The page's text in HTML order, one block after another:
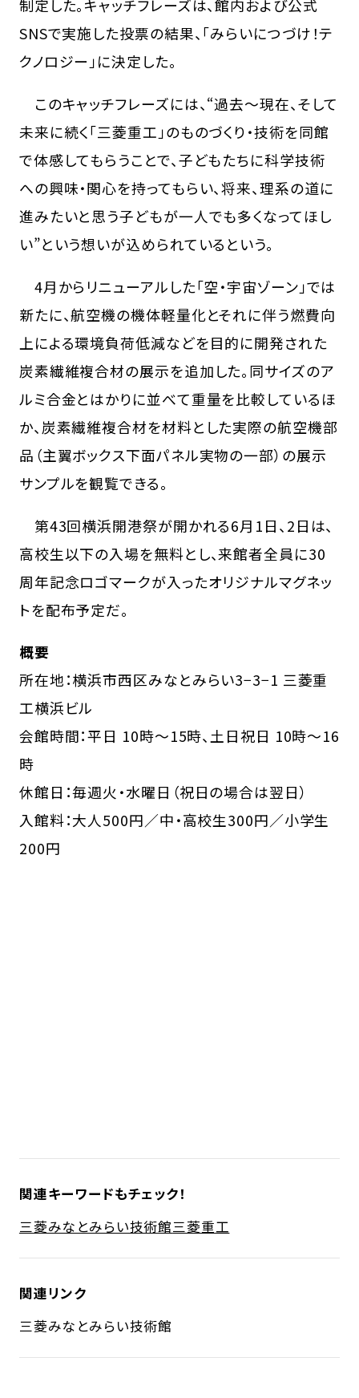
制定した。キャッチフレーズは、館内および公式
SNSで実施した投票の結果、「みらいにつづけ！テ
クノロジー」に決定した。
このキャッチフレーズには、“過去～現在、そして
未来に続く「三菱重工」のものづくり・技術を同館
で体感してもらうことで、子どもたちに科学技術
への興味・関心を持ってもらい、将来、理系の道に
進みたいと思う子どもが一人でも多くなってほし
い”という想いが込められているという。
4月からリニューアルした「空・宇宙ゾーン」では
新たに、航空機の機体軽量化とそれに伴う燃費向
上による環境負荷低減などを目的に開発された
炭素繊維複合材の展示を追加した。同サイズのア
ルミ合金とはかりに並べて重量を比較しているほ
か、炭素繊維複合材を材料とした実際の航空機部
品（主翼ボックス下面パネル実物の一部）の展示
サンプルを観覧できる。
第43回横浜開港祭が開かれる6月1日、2日は、
高校生以下の入場を無料とし、来館者全員に30
周年記念ロゴマークが入ったオリジナルマグネッ
トを配布予定だ。
概要
所在地：横浜市西区みなとみらい3−3−1 三菱重
工横浜ビル
会館時間：平日 10時～15時、土日祝日 10時～16
時
休館日：毎週火・水曜日（祝日の場合は翌日）
入館料：大人500円／中・高校生300円／小学生
200円
関連キーワードもチェック！
三菱みなとみらい技術館三菱重工
関連リンク
三菱みなとみらい技術館